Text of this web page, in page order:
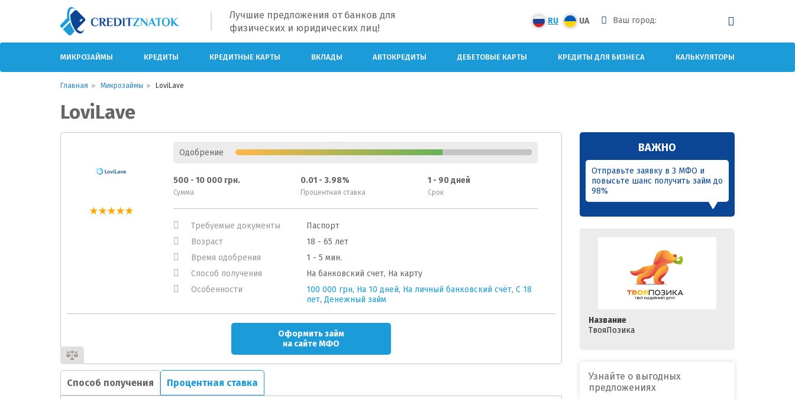
Лучшие предложения от банков для
физических и юридических лиц!
RU UA Ваш город:
МИКРОЗАЙМЫ КРЕДИТЫ КРЕДИТНЫЕ КАРТЫ ВКЛАДЫ АВТОКРЕДИТЫ ДЕБЕТОВЫЕ КАРТЫ КРЕДИТЫ ДЛЯ БИЗНЕСА КАЛЬКУЛЯТОРЫ
Главная Микрозаймы LoviLave
LoviLave
Одобрение
500 - 10 000 грн.
Сумма
0.01 - 3.98%
Процентная ставка
1 - 90 дней
Срок
Требуемые документы
Паспорт
Возраст
18 - 65 лет
Время одобрения
1 - 5 мин.
Способ получения
На банковский счет, На карту
Особенности
100 000 грн, На 10 дней, На личный банковский счёт, C 18
лет, Денежный займ
Оформить займ
на сайте МФО
Способ получения Процентная ставка
ВАЖНО
Отправьте заявку в 3 МФО и
повысьте шанс получить займ до
98%
Название
ТвояПозика
Узнайте о выгодных
предложениях